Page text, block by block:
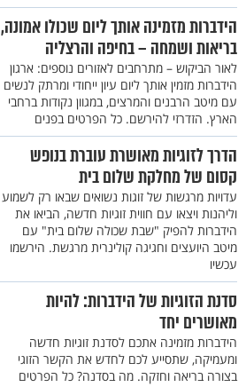
הידברות מזמינה אותך ליום שכולו אמונה,
בריאות ושמחה – בחיפה והרצליה
לאור הביקוש – מתרחבים לאזורים נוספים: ארגון
הידברות מזמין אותך ליום עיון ייחודי ומרתק לנשים
עם מיטב הרבנים והמרצים, במגוון נקודות ברחבי
הארץ. הזדרזי להירשם. כל הפרטים בפנים
הדרך לזוגיות מאושרת עוברת בנופש
קסום של מחלקת שלום בית
עדויות מרגשות של זוגות נשואים שבאו רק לשמוע
וליהנות ויצאו עם חווית זוגיות חדשה, הביאו את
הידברות להפיק "שבת שכולה שלום בית" עם
מיטב היועצים וחגיגה קולינרית מרגשת. הירשמו
עכשיו
סדנת הזוגיות של הידברות: להיות
מאושרים יחד
הידברות מזמינה אתכם לסדנת זוגיות חדשה
ומעמיקה, שתסייע לכם לחדש את הקשר הזוגי
בצורה בריאה וחזקה. מה בסדנה? כל הפרטים